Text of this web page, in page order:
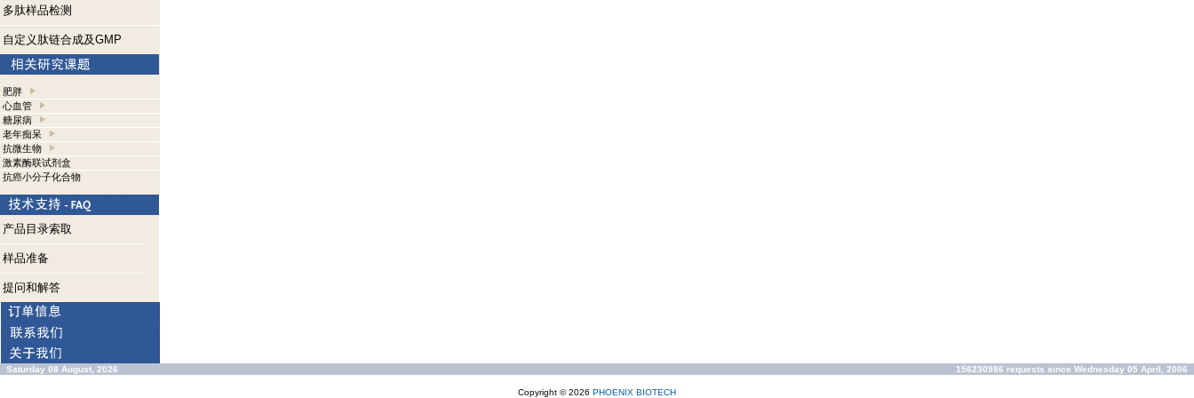
多肽样品检测
自定义肽链合成及GMP
肥胖
心血管
糖尿病
老年痴呆
抗微生物
激素酶联试剂盒
抗癌小分子化合物
产品目录索取
样品准备
提问和解答
Saturday 08 August, 2026 156230986 requests since Wednesday 05 April, 2006
Copyright © 2026 PHOENIX BIOTECH